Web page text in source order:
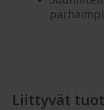
Liittyvät